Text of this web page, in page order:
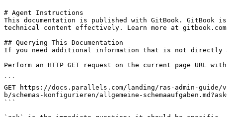
# Agent Instructions
This documentation is published with GitBook. GitBook
technical content effectively. Learn more at
## Querying This Documentation
If you need additional information that is not directly
Perform an HTTP GET request on the current page URL
```
GET https://docs.parallels.com/landing/ras-admin-
b/schemas-konfigurieren/allgemeine-
```